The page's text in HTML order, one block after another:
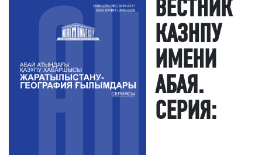
ВЕСТНИК
КАЗНПУ
ИМЕНИ
АБАЯ.
СЕРИЯ: